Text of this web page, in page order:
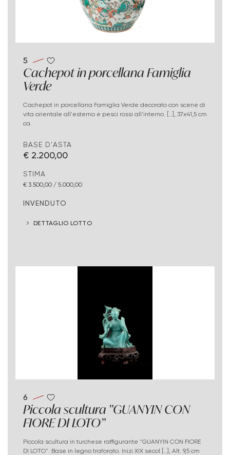
5
Cachepot in porcellana Famiglia
Verde
Cachepot in porcellana Famiglia Verde decorato con scene di
vita orientale all'esterno e pesci rossi all'interno. [..], 37x41,5 cm
ca.
BASE D'ASTA
€ 2.200,00
STIMA
€ 3.500,00 / 5.000,00
INVENDUTO
DETTAGLIO LOTTO
6
Piccola scultura "GUANYIN CON
FIORE DI LOTO"
Piccola scultura in turchese raffigurante "GUANYIN CON FIORE
DI LOTO". Base in legno traforato. Inizi XIX secol [..], Alt. 9,5 cm